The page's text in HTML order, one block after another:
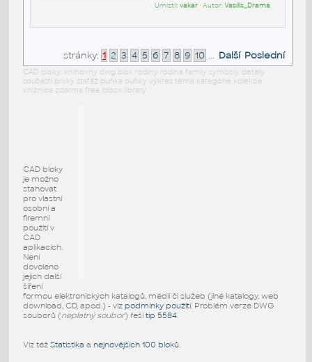
Umístil:vakar• Autor:Vasilis_Drama
stránky: 1 2 3 4 5 6 7 8 9 10 ... Další Poslední
CAD bloky: knihovny dwg blok rodiny rodina family symboly detaily
součásti prvky stafáž buňka buňky výkres téma kategorie kolekce
knižnica zdarma free block library
CAD bloky
je možno
stahovat
pro vlastní
osobní a
firemní
použití v
CAD
aplikacích.
Není
dovoleno
jejich další
šíření
formou elektronických katalogů, médií či služeb (jiné katalogy, web
download, CD, apod.) - viz podmínky použití. Problém verze DWG
souborů (neplatný soubor) řešítip 5584.
Viz též Statistika a nejnovějších 100 bloků.